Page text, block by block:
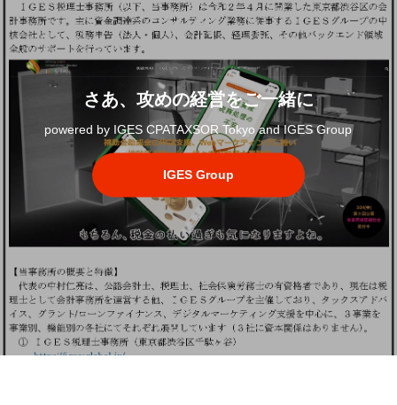
さあ、攻めの経営をご一緒に
powered by IGES CPATAXSOR Tokyo and IGES Group
IGES Group